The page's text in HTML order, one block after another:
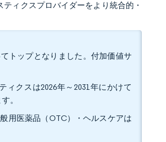
ィクスプロバイダーをより統合的・
トップとなりました。付加価値サ
ィクスは2026年～2031年にかけて
。
用医薬品（OTC）・ヘルスケアは